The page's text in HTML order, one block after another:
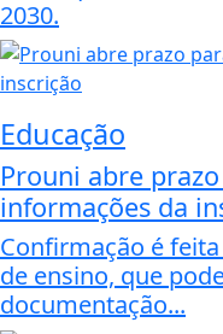
2030.
Educação
Prouni abre
informações da
Confirmação é
de ensino, que
documentação...